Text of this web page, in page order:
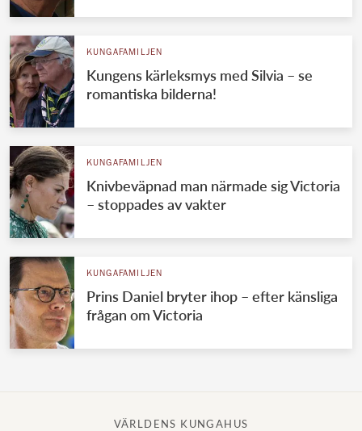
KUNGAFAMILJEN
Kungens kärleksmys med Silvia – se
romantiska bilderna!
KUNGAFAMILJEN
Knivbeväpnad man närmade sig Victoria
– stoppades av vakter
KUNGAFAMILJEN
Prins Daniel bryter ihop – efter känsliga
frågan om Victoria
VÄRLDENS KUNGAHUS